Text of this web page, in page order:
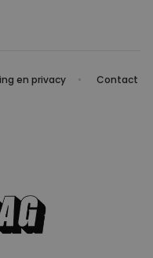
en privacy Contact